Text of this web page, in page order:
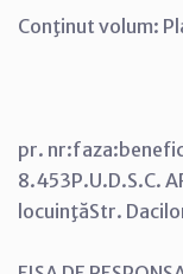
Conţinut volum:
pr.
8.453P.U.D.S.C.
locuinţăStr.